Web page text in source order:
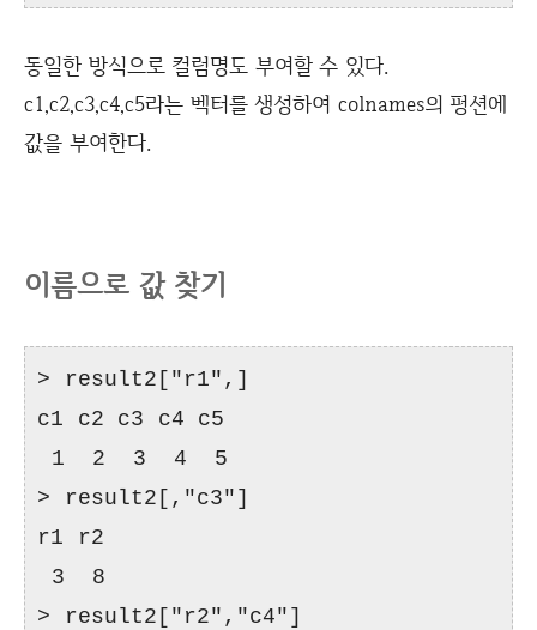
동일한 방식으로 컬럼명도 부여할 수 있다.
c1,c2,c3,c4,c5라는 벡터를 생성하여 colnames의 펑션에
값을 부여한다.
이름으로 값 찾기
> result2["r1",]
c1 c2 c3 c4 c5
1 2 3 4 5
> result2[,"c3"]
r1 r2
3 8
> result2["r2","c4"]